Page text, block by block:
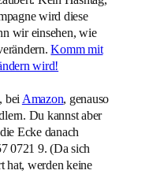
wird diese
wir einsehen, wie
Komm mit
wird!
, beiAmazon, genauso
Du kannst aber
Ecke danach
0721 9. (Da sich
hat, werden keine